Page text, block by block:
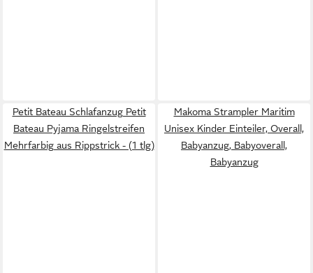
Petit Bateau Schlafanzug Petit
Bateau Pyjama Ringelstreifen
Mehrfarbig aus Rippstrick - (1 tlg)
Makoma Strampler Maritim
Unisex Kinder Einteiler, Overall,
Babyanzug, Babyoverall,
Babyanzug